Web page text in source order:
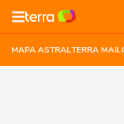
MAPA ASTRALTERRA MAIL